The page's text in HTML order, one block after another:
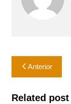
Navegação
de
Post
Anterior
Related post